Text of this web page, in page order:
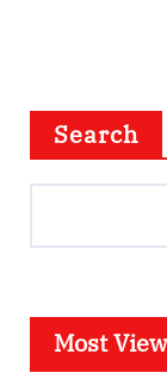
Search
Most